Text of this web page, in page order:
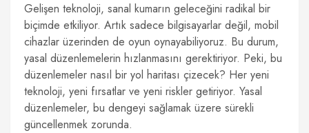
Gelişen teknoloji, sanal kumarın geleceğini radikal bir
biçimde etkiliyor. Artık sadece bilgisayarlar değil, mobil
cihazlar üzerinden de oyun oynayabiliyoruz. Bu durum,
yasal düzenlemelerin hızlanmasını gerektiriyor. Peki, bu
düzenlemeler nasıl bir yol haritası çizecek? Her yeni
teknoloji, yeni fırsatlar ve yeni riskler getiriyor. Yasal
düzenlemeler, bu dengeyi sağlamak üzere sürekli
güncellenmek zorunda.